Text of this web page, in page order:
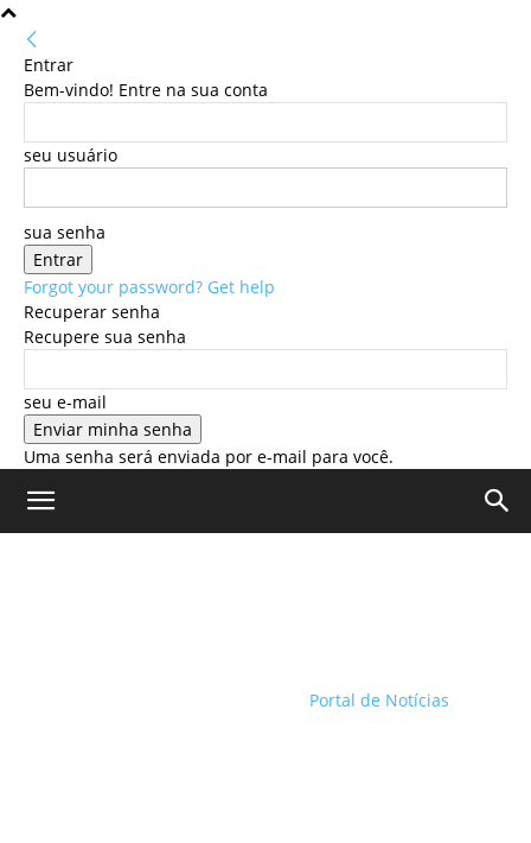
Entrar
Bem-vindo! Entre na sua conta
seu usuário
sua senha
Forgot your password? Get help
Recuperar senha
Recupere sua senha
seu e-mail
Uma senha será enviada por e-mail para você.
Portal de Notícias